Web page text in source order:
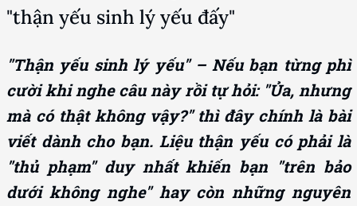
"thận yếu sinh lý yếu đấy"
"Thận yếu sinh lý yếu" – Nếu bạn từng phì
cười khi nghe câu này rồi tự hỏi: "Ủa, nhưng
mà có thật không vậy?" thì đây chính là bài
viết dành cho bạn. Liệu thận yếu có phải là
"thủ phạm" duy nhất khiến bạn "trên bảo
dưới không nghe" hay còn những nguyên